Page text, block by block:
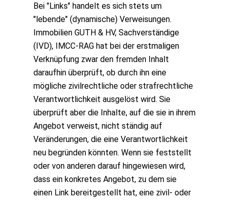
Bei "Links" handelt es sich stets um
"lebende" (dynamische) Verweisungen.
Immobilien GUTH & HV, Sachverständige
(IVD), IMCC-RAG hat bei der erstmaligen
Verknüpfung zwar den fremden Inhalt
daraufhin überprüft, ob durch ihn eine
mögliche zivilrechtliche oder strafrechtliche
Verantwortlichkeit ausgelöst wird. Sie
überprüft aber die Inhalte, auf die sie in ihrem
Angebot verweist, nicht ständig auf
Veränderungen, die eine Verantwortlichkeit
neu begründen könnten. Wenn sie feststellt
oder von anderen darauf hingewiesen wird,
dass ein konkretes Angebot, zu dem sie
einen Link bereitgestellt hat, eine zivil- oder